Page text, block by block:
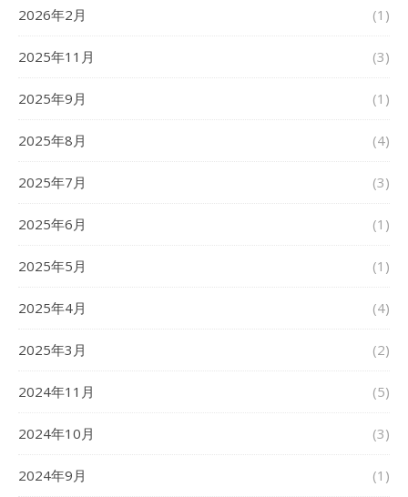
2026年2月 (1)
2025年11月 (3)
2025年9月 (1)
2025年8月 (4)
2025年7月 (3)
2025年6月 (1)
2025年5月 (1)
2025年4月 (4)
2025年3月 (2)
2024年11月 (5)
2024年10月 (3)
2024年9月 (1)